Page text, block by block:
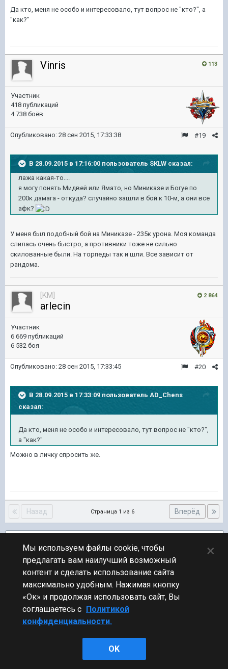
Да кто, меня не особо и интересовало, тут вопрос не "кто?", а
"как?"
113
Vinris
Участник
418 публикаций
4 738 боёв
#19
Опубликовано: 28 сен 2015, 17:33:38
В 28.09.2015 в 17:16:00 пользователь SKLW сказал:
лажа какая-то....
я могу понять Мидвей или Ямато, но Миниказе и Богуе по
200к дамага - откуда? случайно зашли в бой к 10-м, а они все
афк?
У меня был подобный бой на Миниказе - 235к урона. Моя команда
слилась очень быстро, а противники тоже не сильно
скилованные были. На торпеды так и шли. Все зависит от
рандома.
2 864
[KM]
arlecin
Участник
6 669 публикаций
6 532 боя
#20
Опубликовано: 28 сен 2015, 17:33:45
В 28.09.2015 в 17:33:09 пользователь AD_Chens
сказал:
Да кто, меня не особо и интересовало, тут вопрос не "кто?",
а "как?"
Можно в личку спросить же.
Назад Вперёд
Страница 1 из 6
ПЕРЕЙТИ К СПИСКУ ТЕМ
Обсуждение Мира Кораблей
Стиль
Мы используем файлы cookie, чтобы
предлагать вам наилучший возможный
контент и сделать использование сайта
максимально удобным. Нажимая кнопку
«Ок» и продолжая использовать сайт, Вы
соглашаетесь с Политикой
конфиденциальности.
OK
×